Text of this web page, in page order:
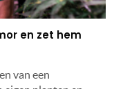
en zet hem
van een